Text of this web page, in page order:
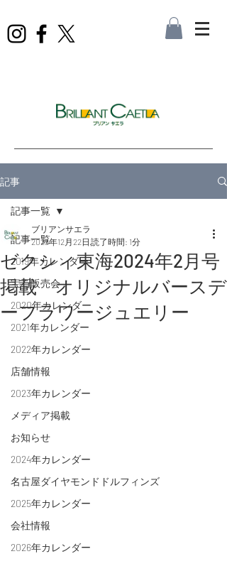
記事
記事一覧
2019年カレンダー
宝石販売会
2020年カレンダー
2021年カレンダー
2022年カレンダー
店舗情報
2023年カレンダー
メディア掲載
お知らせ
2024年カレンダー
名古屋ダイヤモンドドルフィンズ
2025年カレンダー
会社情報
2026年カレンダー
記事一覧
ゼクシィ東海2024年2月号
掲載 オリジナルバースデ
ーフラワージュエリー
ブリアンサエラ
2023年12月22日 読了時間: 1分